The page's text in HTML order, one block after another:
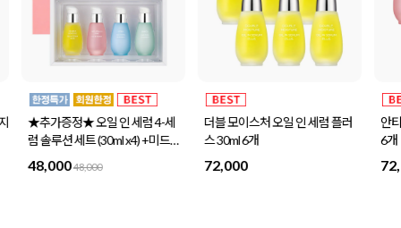
★추가증정★ 오일 인 세럼 4-세
럼 솔루션 세트 (30ml x4) +미드나
이트스페셜 세트 1세트 증정
48,00048,000
더블 모이스처 오일 인 세럼 플러
스 30ml 6개
72,000
안
6개